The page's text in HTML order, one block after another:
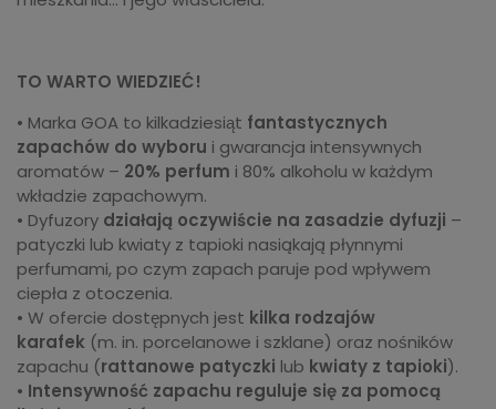
TO WARTO WIEDZIEĆ!
• Marka GOA to kilkadziesiąt fantastycznych
zapachów do wyboru i gwarancja intensywnych
aromatów – 20% perfum i 80% alkoholu w każdym
wkładzie zapachowym.
• Dyfuzory działają oczywiście na zasadzie dyfuzji –
patyczki lub kwiaty z tapioki nasiąkają płynnymi
perfumami, po czym zapach paruje pod wpływem
ciepła z otoczenia.
• W ofercie dostępnych jest kilka rodzajów
karafek (m. in. porcelanowe i szklane) oraz nośników
zapachu (rattanowe patyczki lub kwiaty z tapioki).
• Intensywność zapachu reguluje się za pomocą